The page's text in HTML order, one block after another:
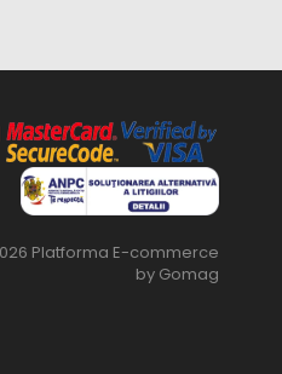
Platforma E-commerce
by Gomag